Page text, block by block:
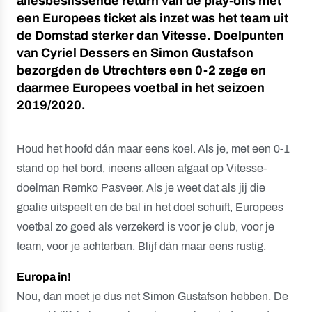
een Europees ticket als inzet was het team uit
de Domstad sterker dan Vitesse. Doelpunten
van Cyriel Dessers en Simon Gustafson
bezorgden de Utrechters een 0-2 zege en
daarmee Europees voetbal in het seizoen
2019/2020.
Houd het hoofd dán maar eens koel. Als je, met een 0-1
stand op het bord, ineens alleen afgaat op Vitesse-
doelman Remko Pasveer. Als je weet dat als jij die
goalie uitspeelt en de bal in het doel schuift, Europees
voetbal zo goed als verzekerd is voor je club, voor je
team, voor je achterban. Blijf dán maar eens rustig.
Europa in!
Nou, dan moet je dus net Simon Gustafson hebben. De